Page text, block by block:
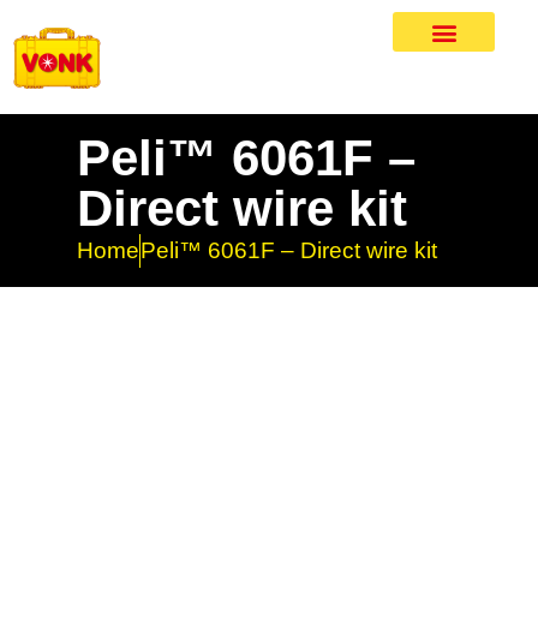
Peli™ 6061F –
Direct wire kit
HomePeli™ 6061F – Direct wire kit